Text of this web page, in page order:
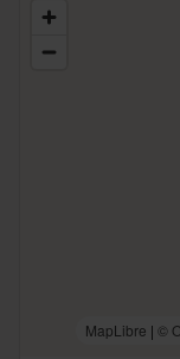
MapLibre | ©